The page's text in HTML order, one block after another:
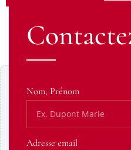
Contenu
déposer des cookies.
Nom, Prénom
Adresse email